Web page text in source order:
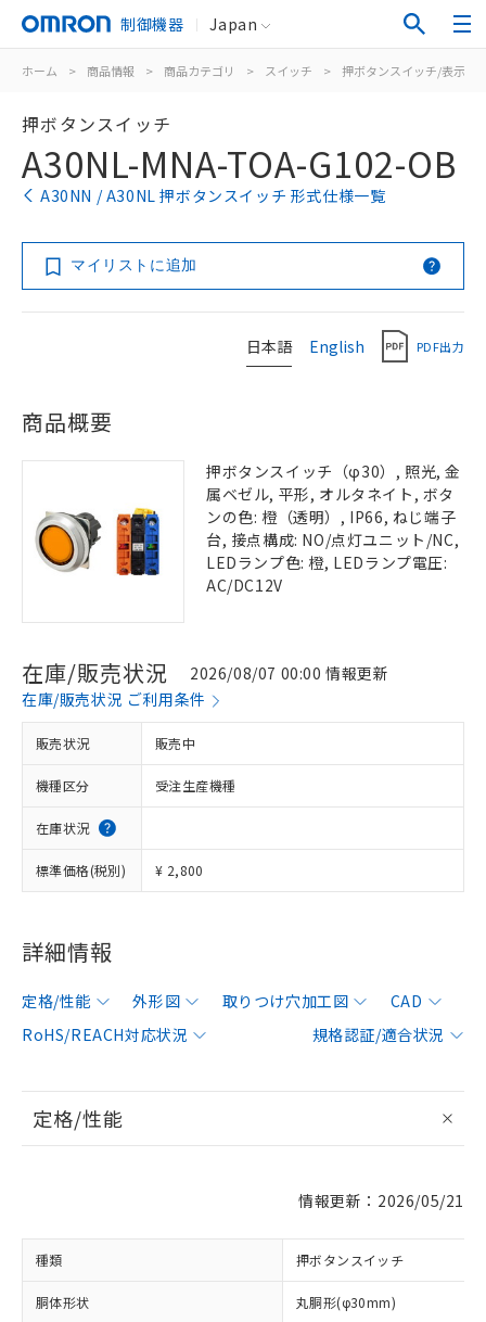
制御機器 Japan
ホーム > 商品情報 > 商品カテゴリ > スイッチ > 押ボタンスイッチ/表示灯
押ボタンスイッチ
A30NL-MNA-TOA-G102-OB
A30NN / A30NL 押ボタンスイッチ 形式仕様一覧
マイリストに追加
日本語 English PDF出力
商品概要
押ボタンスイッチ（φ30）, 照光, 金
属ベゼル, 平形, オルタネイト, ボタ
ンの色: 橙（透明）, IP66, ねじ端子
台, 接点構成: NO/点灯ユニット/NC,
LEDランプ色: 橙, LEDランプ電圧:
AC/DC12V
在庫/販売状況
2026/08/07 00:00 情報更新
在庫/販売状況 ご利用条件
販売状況 販売中
機種区分 受注生産機種
在庫状況
標準価格(税別) ¥ 2,800
詳細情報
定格/性能 外形図 取りつけ穴加工図
CAD
RoHS/REACH対応状況
規格認証/適合状況
定格/性能
情報更新：2026/05/21
種類 押ボタンスイッチ
胴体形状 丸胴形(φ30mm)